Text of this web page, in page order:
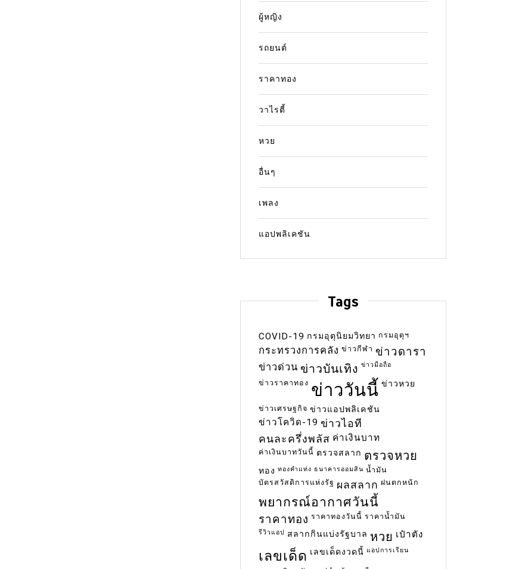
ผู้หญิง
รถยนต์
ราคาทอง
วาไรตี้
หวย
อื่นๆ
เพลง
แอปพลิเคชัน
Tags
COVID-19 กรมอุตุนิยมวิทยา กรมอุตุฯ
กระทรวงการคลัง ข่าวกีฬา ข่าวดารา
ข่าวด่วน ข่าวบันเทิง ข่าวมือถือ
ข่าวราคาทอง ข่าววันนี้ ข่าวหวย
ข่าวเศรษฐกิจ ข่าวแอปพลิเคชัน
ข่าวโควิด-19 ข่าวไอที
คนละครึ่งพลัส ค่าเงินบาท
ค่าเงินบาทวันนี้ ตรวจสลาก ตรวจหวย
ทอง ทองคำแท่ง ธนาคารออมสิน น้ำมัน
บัตรสวัสดิการแห่งรัฐ ผลสลาก ฝนตกหนัก
พยากรณ์อากาศวันนี้
ราคาทอง ราคาทองวันนี้ ราคาน้ำมัน
รีวิวแอป สลากกินแบ่งรัฐบาล หวย เป๋าตัง
เลขเด็ด เลขเด็ดงวดนี้ แอปการเรียน